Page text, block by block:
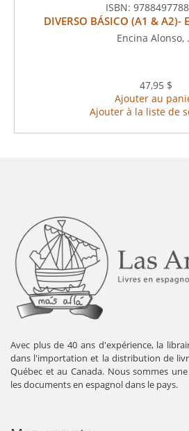
ISBN:
DIVERSO BÁSICO (A1 & A2)-
Encina Alonso,
47,95 $
Ajouter au
Ajouter à la liste de
Avec plus de 40 ans d'expérience, la
dans l'importation et la distribution de
Québec et au Canada. Nous sommes
les documents en espagnol dans le pays.